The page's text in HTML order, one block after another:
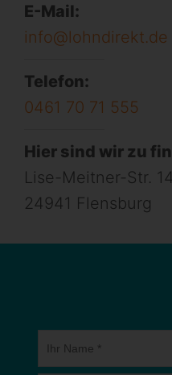
E-Mail:
info@lohndirekt.de
Telefon:
0461 70 71 555
Hier sind wir zu
Lise-Meitner-Str.
24941 Flensburg